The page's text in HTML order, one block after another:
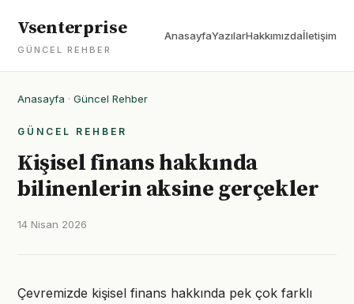
Vsenterprise
GÜNCEL REHBER
AnasayfaYazılarHakkımızdaİletişim
Anasayfa · Güncel Rehber
GÜNCEL REHBER
Kişisel finans hakkında
bilinenlerin aksine gerçekler
14 Nisan 2026
Çevremizde kişisel finans hakkında pek çok farklı